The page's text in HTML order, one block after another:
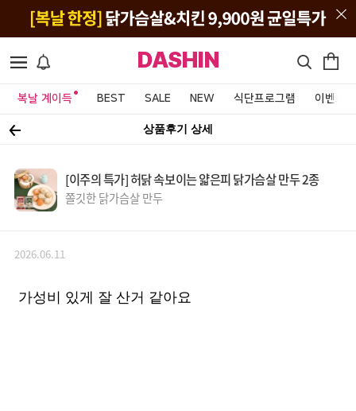
DASHIN
복날 계이득 BEST SALE NEW 식단프로그램 이벤트&
상품후기 상세
[이주의 특가] 허닭 속보이는 얇은피 닭가슴살 만두 2종
쫄깃한 닭가슴살 만두
2026.06.11
가성비 있게 잘 산거 같아요